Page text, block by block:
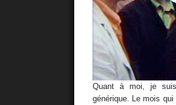
Quant à moi, je
générique. Le mois